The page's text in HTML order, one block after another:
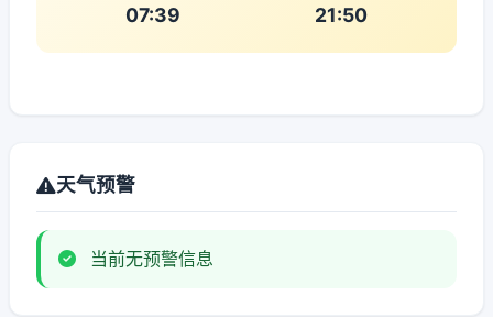
07:39 21:50
天气预警
当前无预警信息